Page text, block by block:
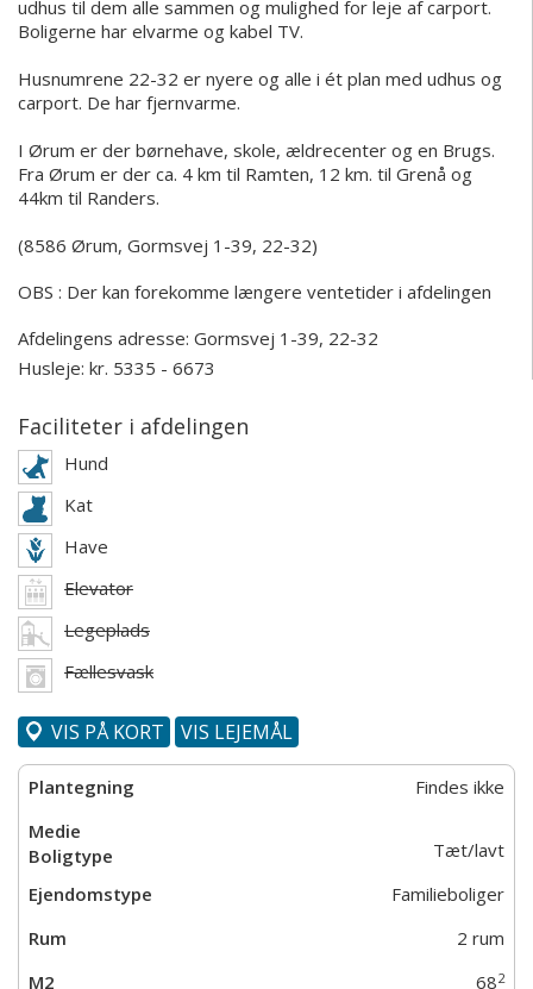
udhus til dem alle sammen og mulighed for leje af carport.
Boligerne har elvarme og kabel TV.
Husnumrene 22-32 er nyere og alle i ét plan med udhus og
carport. De har fjernvarme.
I Ørum er der børnehave, skole, ældrecenter og en Brugs.
Fra Ørum er der ca. 4 km til Ramten, 12 km. til Grenå og
44km til Randers.
(8586 Ørum, Gormsvej 1-39, 22-32)
OBS : Der kan forekomme længere ventetider i afdelingen
Afdelingens adresse: Gormsvej 1-39, 22-32
Husleje: kr. 5335 - 6673
Faciliteter i afdelingen
Hund
Kat
Have
Elevator
Legeplads
Fællesvask
VIS PÅ KORT VIS LEJEMÅL
Findes ikke
Tæt/lavt
Familieboliger
2 rum
682